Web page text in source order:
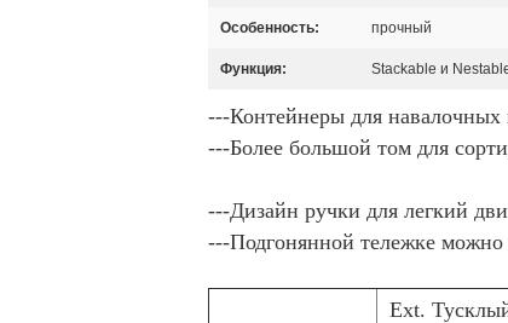
Особенность: прочный
Функция: Stackable и
---Контейнеры для навалочных
---Более большой том для
---Дизайн ручки для легкий
---Подгонянной тележке можно
Ext.